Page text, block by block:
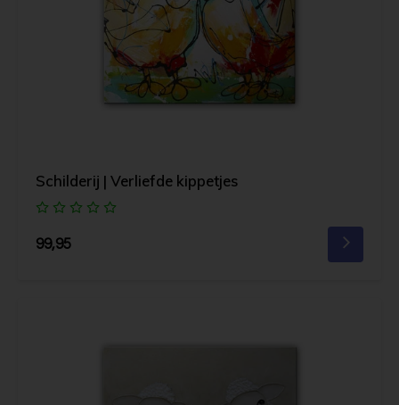
Schilderij | Verliefde kippetjes
99,95